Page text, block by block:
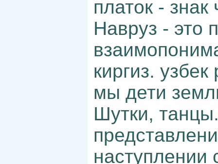
платок -
Навруз - это
киргиз.
мы дети
Шутки,
наступлении